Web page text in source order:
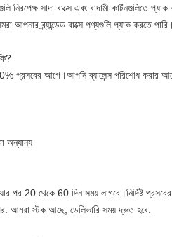
সাদা বাক্সে এবং বাদামী কার্টনগুলিতে
আপনার ব্র্যান্ডেড বাক্সে পণ্যগুলি প্যাক করতে পারি।
প্রসবের আগে।আপনি ব্যালেন্স পরিশোধ করার
পর 20 থেকে 60 দিন সময় লাগবে।নির্দিষ্ট প্রসবের
আমরা স্টক আছে, ডেলিভারি সময় দ্রুত হবে.